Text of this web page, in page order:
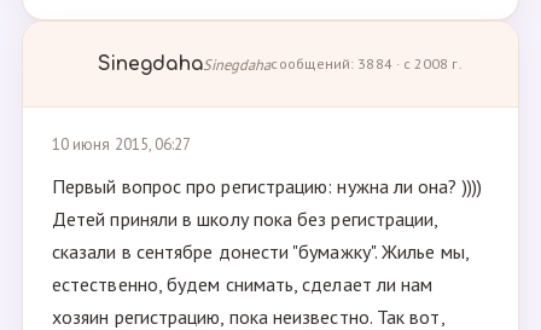
SinegdahaSinegdahaсообщений: 3884 · с 2008 г.
10 июня 2015, 06:27
Первый вопрос про регистрацию: нужна ли она? ))))
Детей приняли в школу пока без регистрации,
сказали в сентябре донести "бумажку". Жилье мы,
естественно, будем снимать, сделает ли нам
хозяин регистрацию, пока неизвестно. Так вот,